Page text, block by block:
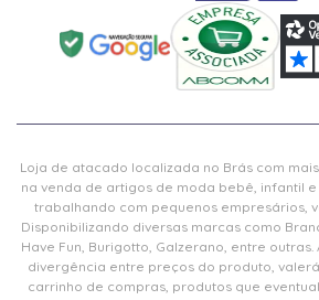
Loja de atacado localizada no Brás com
na venda de artigos de moda bebê, infantil
trabalhando com pequenos empresários,
Disponibilizando diversas marcas como
Have Fun, Burigotto, Galzerano, entre
divergência entre preços do produto,
carrinho de compras, produtos que